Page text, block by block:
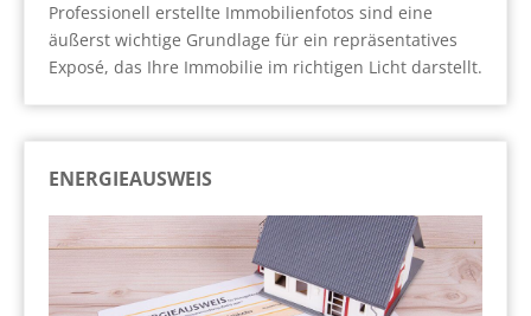
Professionell erstellte Immobilienfotos sind eine
äußerst wichtige Grundlage für ein repräsentatives
Exposé, das Ihre Immobilie im richtigen Licht darstellt.
ENERGIEAUSWEIS